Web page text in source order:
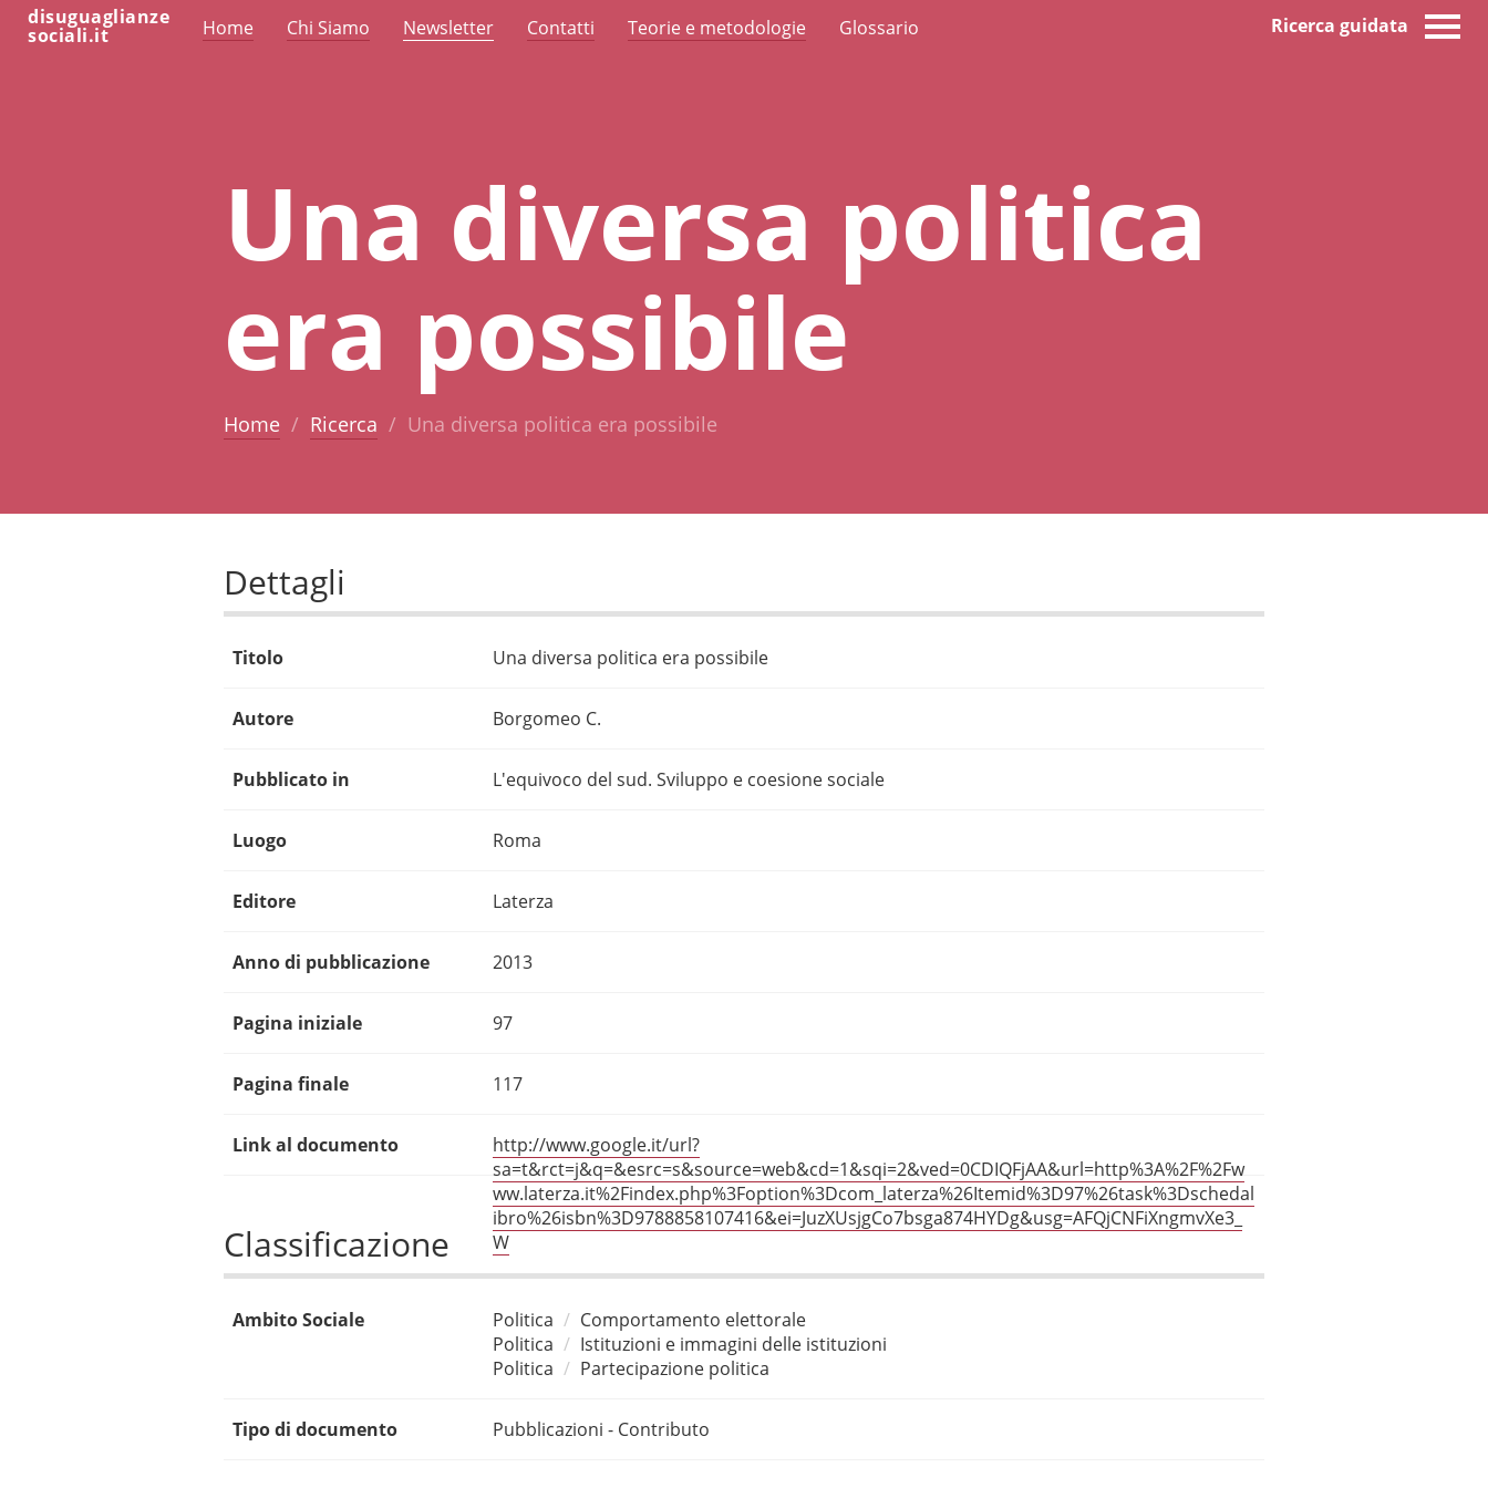
disuguaglianze
sociali.it Home Chi Siamo Newsletter Contatti Teorie e metodologie Glossario Ricerca guidata
Una diversa politica
era possibile
Home Ricerca Una diversa politica era possibile
Dettagli
Titolo Una diversa politica era possibile
Autore Borgomeo C.
Pubblicato in L'equivoco del sud. Sviluppo e coesione sociale
Luogo Roma
Editore Laterza
Anno di pubblicazione 2013
Pagina iniziale 97
Pagina finale 117
Link al documento
http://www.google.it/url?
sa=t&rct=j&q=&esrc=s&source=web&cd=1&sqi=2&ved=0CDIQFjAA&url=http%3A%2F%2Fw
ww.laterza.it%2Findex.php%3Foption%3Dcom_laterza%26Itemid%3D97%26task%3Dschedal
ibro%26isbn%3D9788858107416&ei=JuzXUsjgCo7bsga874HYDg&usg=AFQjCNFiXngmvXe3_
W
Classificazione
Ambito Sociale Politica
Comportamento elettorale
Politica
Istituzioni e immagini delle istituzioni
Politica
Partecipazione politica
Tipo di documento Pubblicazioni - Contributo